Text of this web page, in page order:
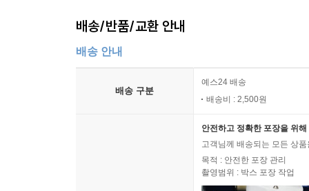
배송/반품/교환 안내
배송 안내
배송 구분
예스24 배송
배송비 : 2,500원
안전하고 정확한 포장을 위
고객님께 배송되는 모든 상
목적 : 안전한 포장 관리
촬영범위 : 박스 포장 작업